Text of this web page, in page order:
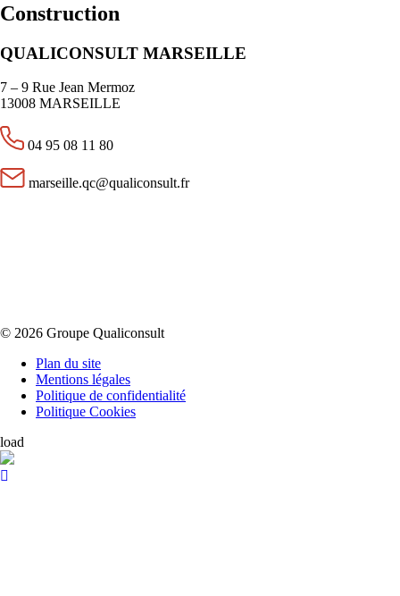
Construction
QUALICONSULT MARSEILLE
7 – 9 Rue Jean Mermoz
13008 MARSEILLE
04 95 08 11 80
marseille.qc@qualiconsult.fr
© 2026 Groupe Qualiconsult
Plan du site
Mentions légales
Politique de confidentialité
Politique Cookies
load